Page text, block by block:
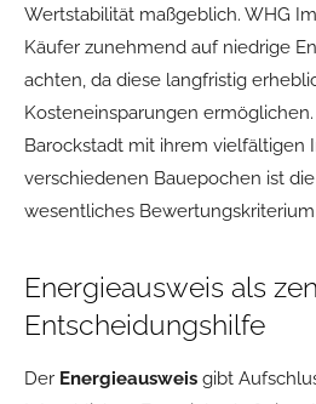
Wertstabilität maßgeblich. WHG
Käufer zunehmend auf niedrige
achten, da diese langfristig
Kosteneinsparungen
Barockstadt mit ihrem vielfältigen
verschiedenen Bauepochen ist
wesentliches
Energieausweis als
Entscheidungshilfe
Der Energieausweis gibt